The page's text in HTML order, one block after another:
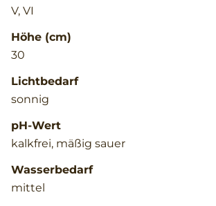
V, VI
Höhe (cm)
30
Lichtbedarf
sonnig
pH-Wert
kalkfrei, mäßig sauer
Wasserbedarf
mittel